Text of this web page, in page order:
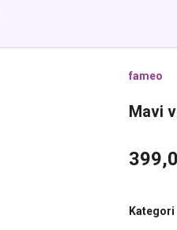
fameo
Mavi
Kategori